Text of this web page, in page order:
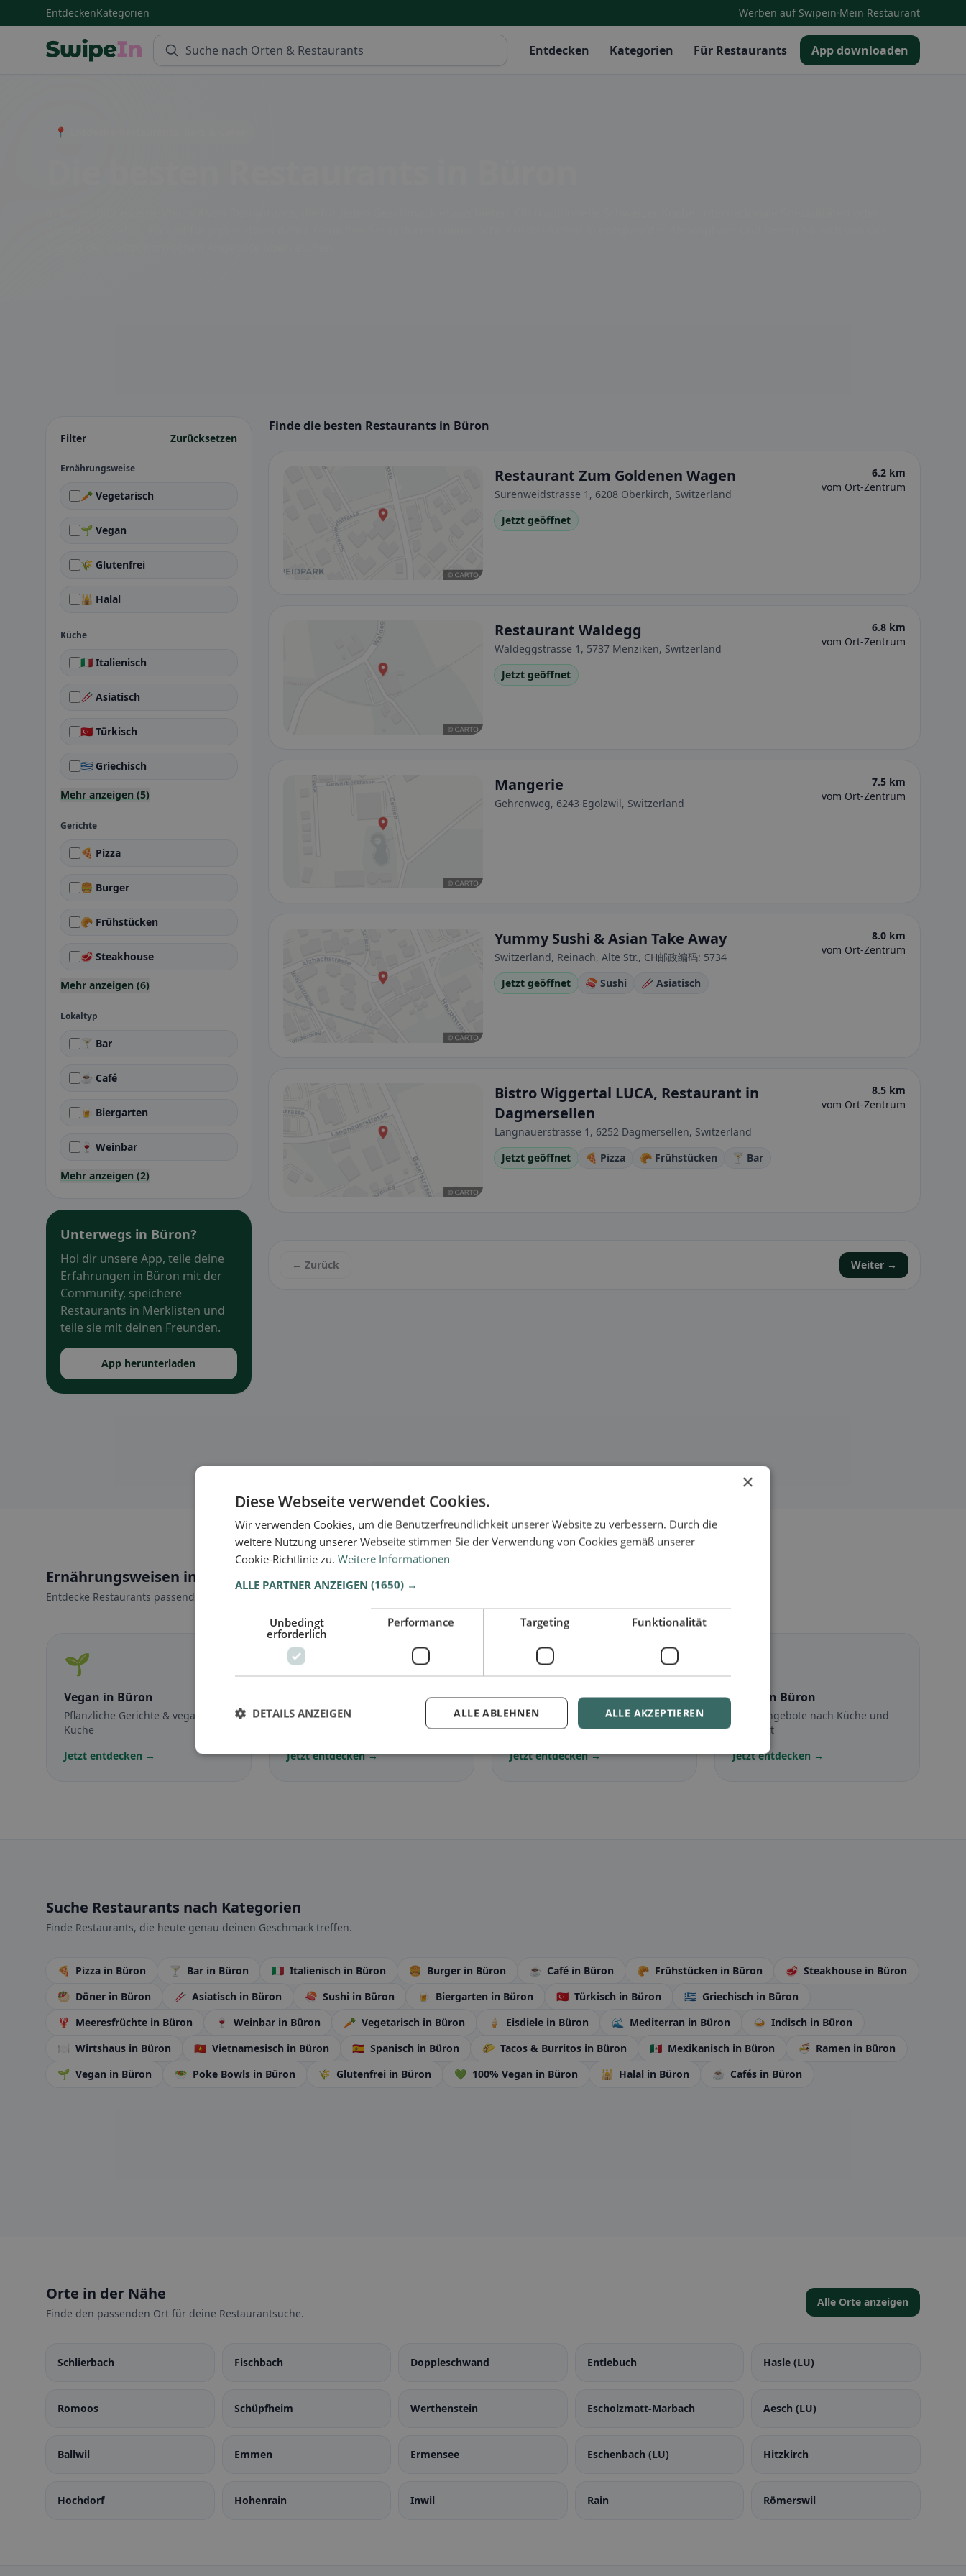
EntdeckenKategorien Werben auf Swipein·Mein Restaurant
Entdecken Kategorien Für Restaurants App downloaden
📍 Entdecke Restaurants, Bars & Cafés
Filter Zurücksetzen
Ernährungsweise
🥕 Vegetarisch
🌱 Vegan
🌾 Glutenfrei
🕌 Halal
Küche
🇮🇹 Italienisch
🥢 Asiatisch
🇹🇷 Türkisch
🇬🇷 Griechisch
Mehr anzeigen (5)
Gerichte
🍕 Pizza
🍔 Burger
🥐 Frühstücken
🥩 Steakhouse
Mehr anzeigen (6)
Lokaltyp
🍸 Bar
☕ Café
🍺 Biergarten
🍷 Weinbar
Mehr anzeigen (2)
Unterwegs in Büron?
Hol dir unsere App, teile deine
Erfahrungen in Büron mit der
Community, speichere
Restaurants in Merklisten und
teile sie mit deinen Freunden.
App herunterladen
Finde die besten Restaurants in Büron
Restaurant Zum Goldenen Wagen
Surenweidstrasse 1, 6208 Oberkirch, Switzerland
6.2 km
vom Ort-Zentrum
Jetzt geöffnet
Restaurant Waldegg
Waldeggstrasse 1, 5737 Menziken, Switzerland
6.8 km
vom Ort-Zentrum
Jetzt geöffnet
Mangerie
Gehrenweg, 6243 Egolzwil, Switzerland
7.5 km
vom Ort-Zentrum
Yummy Sushi & Asian Take Away
Switzerland, Reinach, Alte Str., CH邮政编码: 5734
8.0 km
vom Ort-Zentrum
Jetzt geöffnet 🍣 Sushi 🥢 Asiatisch
Bistro Wiggertal LUCA, Restaurant in
Dagmersellen
Langnauerstrasse 1, 6252 Dagmersellen, Switzerland
8.5 km
vom Ort-Zentrum
Jetzt geöffnet 🍕 Pizza 🥐 Frühstücken 🍸 Bar
← Zurück Weiter →
Ernährungsweisen in Büron
Entdecke Restaurants passend zu deiner Ernährungsweise.
🌱
Vegan in Büron
Pflanzliche Gerichte & vegane
Küche
Jetzt entdecken →
🥕
Fleischlose Gerichte &
Jetzt entdecken →
Glutenfrei in Büron
Glutenfreie Optionen &
Community-Tipps
Jetzt entdecken →
in Büron
Halal-Angebote nach Küche und
Standort
Jetzt entdecken →
Suche Restaurants nach Kategorien
Finde Restaurants, die heute genau deinen Geschmack treffen.
🍕 Pizza in Büron 🍸 Bar in Büron 🇮🇹 Italienisch in Büron 🍔 Burger in Büron ☕ Café in Büron 🥐 Frühstücken in Büron 🥩 Steakhouse in Büron
🥙 Döner in Büron 🥢 Asiatisch in Büron 🍣 Sushi in Büron 🍺 Biergarten in Büron 🇹🇷 Türkisch in Büron 🇬🇷 Griechisch in Büron
🦞 Meeresfrüchte in Büron 🍷 Weinbar in Büron 🥕 Vegetarisch in Büron 🍦 Eisdiele in Büron 🌊 Mediterran in Büron 🍛 Indisch in Büron
🍽️ Wirtshaus in Büron 🇻🇳 Vietnamesisch in Büron 🇪🇸 Spanisch in Büron 🌮 Tacos & Burritos in Büron 🇲🇽 Mexikanisch in Büron 🍜 Ramen in Büron
🌱 Vegan in Büron 🥗 Poke Bowls in Büron 🌾 Glutenfrei in Büron 💚 100% Vegan in Büron 🕌 Halal in Büron ☕ Cafés in Büron
Orte in der Nähe
Finde den passenden Ort für deine Restaurantsuche.
Alle Orte anzeigen
Schlierbach Fischbach Doppleschwand Entlebuch Hasle (LU)
Romoos Schüpfheim Werthenstein Escholzmatt-Marbach Aesch (LU)
Ballwil Emmen Ermensee Eschenbach (LU) Hitzkirch
Hochdorf Hohenrain Inwil Rain Römerswil
×
Diese Webseite verwendet Cookies.
Wir verwenden Cookies, um die Benutzerfreundlichkeit unserer Website zu verbessern. Durch die
weitere Nutzung unserer Webseite stimmen Sie der Verwendung von Cookies gemäß unserer
Cookie-Richtlinie zu. Weitere Informationen
ALLE PARTNER ANZEIGEN (1650) →
Unbedingt
erforderlich
Performance Targeting Funktionalität
ALLE AKZEPTIEREN
ALLE ABLEHNEN
DETAILS ANZEIGEN